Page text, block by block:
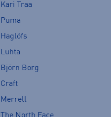
Kari Traa
Puma
Haglöfs
Luhta
Björn Borg
Craft
Merrell
The North Face